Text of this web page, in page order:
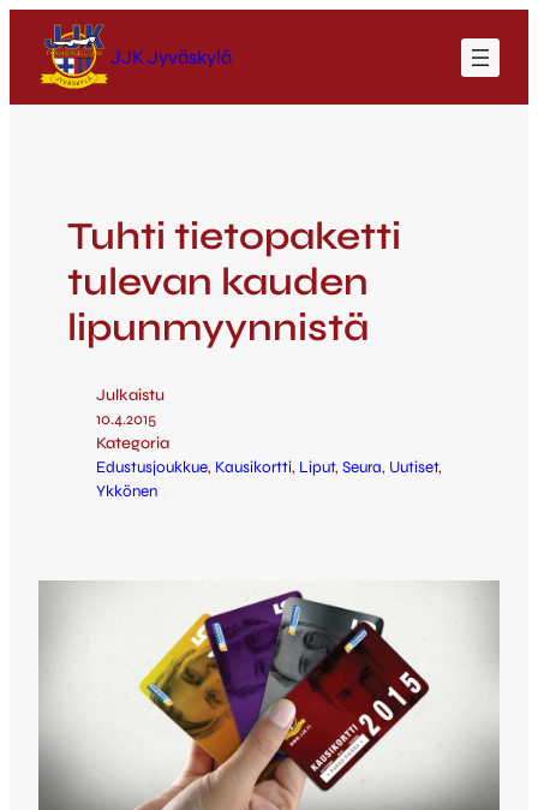
JJK Jyväskylä
Tuhti tietopaketti
tulevan kauden
lipunmyynnistä
Julkaistu
10.4.2015
Kategoria
Edustusjoukkue, Kausikortti, Liput, Seura, Uutiset
Ykkönen